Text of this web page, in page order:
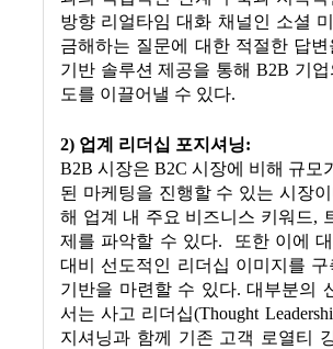
방향 리얼타임 대화 채널인 소셜
금해하는 질문에 대한 적절한 답
기반 솔루션 제공을 통해 B2B 기
도를 이끌어낼 수 있다.
2) 업계 리더십 포지셔닝:
B2B 시장은 B2C 시장에 비해 규
된 마케팅을 진행할 수 있는 시장
해 업계 내 주요 비즈니스 키워드,
제를 파악할 수 있다. 또한 이에
대비 선도적인 리더십 이미지를
기반을 마련할 수 있다. 대부분의
서는 사고 리더십(Thought
지셔닝과 함께 기존 고객 로열티